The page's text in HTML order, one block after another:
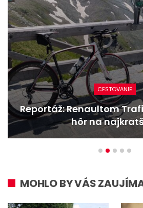
NOVINKY
Nový Mercedes-Benz
bestselleru s
MOHLO BY VÁS